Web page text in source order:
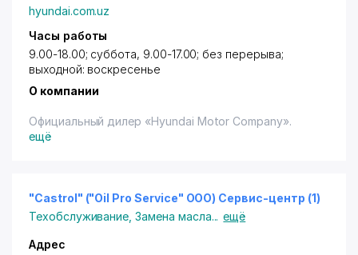
hyundai.com.uz
Часы работы
9.00-18.00; суббота, 9.00-17.00; без перерыва;
выходной: воскресенье
О компании
Официальный дилер «Hyundai Motor Company».
ещё
"Castrol" ("Oil Pro Service" OOO) Сервис-центр (1)
Техобслуживание ,Замена масла... ещё
Адрес